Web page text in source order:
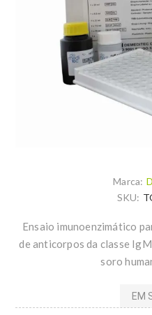
Marca:
SKU:
Ensaio imunoenzimático
de anticorpos da classe
soro
EM